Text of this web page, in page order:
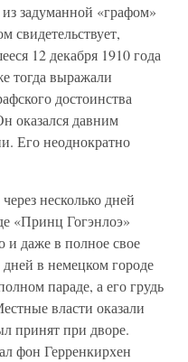
задуманной «графом»
свидетельствует,
12 декабря 1910 года
тогда выражали
достоинства
оказался давним
Его неоднократно
несколько дней
«Принц Гогэнлоэ»
и даже в полное свое
дней в немецком городе
параде, а его грудь
власти оказали
принят при дворе.
фон Герренкирхен